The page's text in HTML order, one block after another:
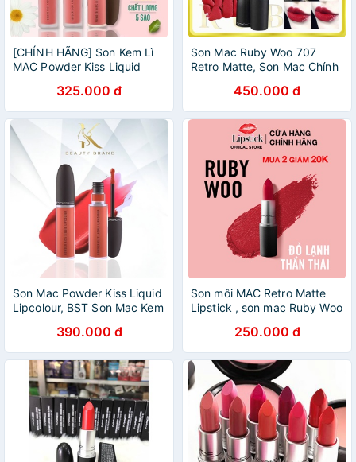
[CHÍNH HÃNG] Son Kem Lì
MAC Powder Kiss Liquid
Chính Hãng Có Bill
325.000 đ
Son Mac Ruby Woo 707
Retro Matte, Son Mac Chính
450.000 đ
Son Mac Powder Kiss Liquid
Lipcolour, BST Son Mac Kem
390.000 đ
Son môi MAC Retro Matte
Lipstick , son mac Ruby Woo
250.000 đ